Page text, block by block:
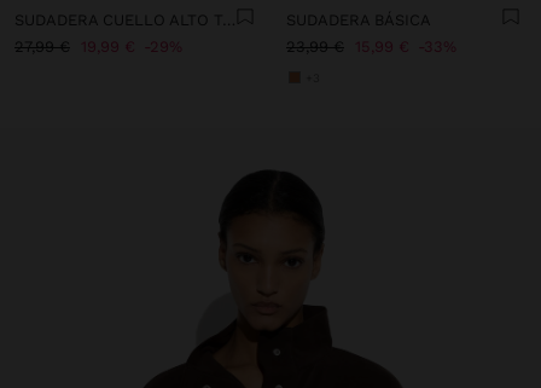
27,99 €
19,99 € 29%
SUDADERA BÁSICA
23,99 €
15,99 € 33%